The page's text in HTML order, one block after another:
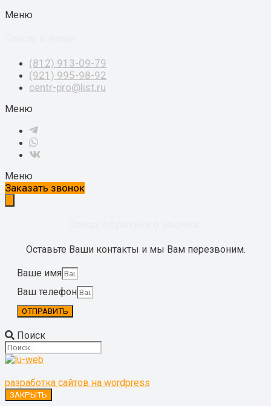
Меню
(812) 913-09-79
(921) 995-98-92
centr-pro@list.ru
Меню
Меню
Заказать звонок
Оставьте Ваши контакты и мы Вам перезвоним.
Ваше имя
Ваш телефон
ОТПРАВИТЬ
Поиск
разработка сайтов на wordpress
ЗАКРЫТЬ